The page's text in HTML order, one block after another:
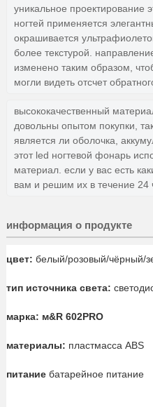
уникальное проектирование
ногтей применяется
окрашивается
более текстурой.
изменено таким образом,
могли видеть отсчет
высококачественный
довольны опытом покупки,
является ли оболочка,
этот led ногтевой фонарь
материал. если у вас есть
вам и решим их в течение 24
информация о продукте
цвет: белый/розовый/чёрный/
тип источника света:
марка: м&R 602PRO
материалы: пластмасса ABS
питание батарейное питание